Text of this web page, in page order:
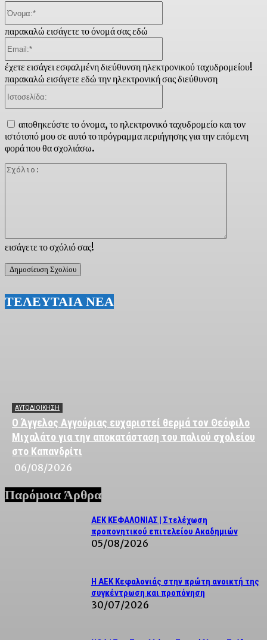
εισάγετε το σχόλιό σας!
παρακαλώ εισάγετε το όνομά σας εδώ
έχετε εισάγει εσφαλμένη διεύθυνση ηλεκτρονικού ταχυδρομείου!
παρακαλώ εισάγετε εδώ την ηλεκτρονική σας διεύθυνση
αποθηκεύστε το όνομα, το ηλεκτρονικό ταχυδρομείο και τον
ιστότοπό μου σε αυτό το πρόγραμμα περιήγησης για την επόμενη
φορά που θα σχολιάσω.
ΤΕΛΕΥΤΑΙΑ ΝΕΑ
ΑΥΤΟΔΙΟΙΚΗΣΗ
Ο Άγγελος Αγγούριας ευχαριστεί θερμά τον Θεόφιλο
Μιχαλάτο για την αποκατάσταση του παλιού σχολείου
στο Καπανδρίτι
06/08/2026
Παρόμοια Άρθρα
ΑΕΚ ΚΕΦΑΛΟΝΙΑΣ | Στελέχωση
προπονητικού επιτελείου Ακαδημιών
05/08/2026
Η ΑΕΚ Κεφαλονιάς στην πρώτη ανοικτή της
συγκέντρωση και προπόνηση
30/07/2026